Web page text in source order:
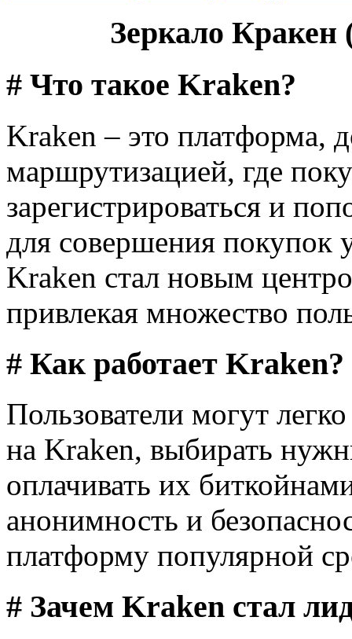
Зеркало Кракен
# Что такое Kraken?
Kraken – это платформа,
маршрутизацией, где
зарегистрироваться и
для совершения покупок
Kraken стал новым
привлекая множество
# Как работает Kraken?
Пользователи могут
на Kraken, выбирать
оплачивать их
анонимность и
платформу популярной
# Зачем Kraken стал